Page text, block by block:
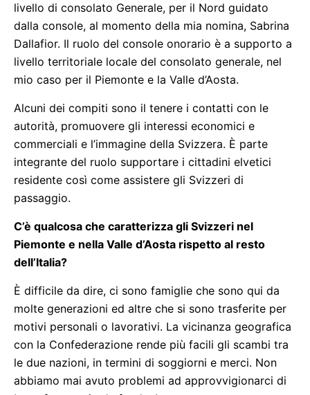
livello di consolato Generale, per il Nord guidato
dalla console, al momento della mia nomina, Sabrina
Dallafior. Il ruolo del console onorario è a supporto a
livello territoriale locale del consolato generale, nel
mio caso per il Piemonte e la Valle d’Aosta.
Alcuni dei compiti sono il tenere i contatti con le
autorità, promuovere gli interessi economici e
commerciali e l’immagine della Svizzera. È parte
integrante del ruolo supportare i cittadini elvetici
residente così come assistere gli Svizzeri di
passaggio.
C’è qualcosa che caratterizza gli Svizzeri nel
Piemonte e nella Valle d’Aosta rispetto al resto
dell’Italia?
È difficile da dire, ci sono famiglie che sono qui da
molte generazioni ed altre che si sono trasferite per
motivi personali o lavorativi. La vicinanza geografica
con la Confederazione rende più facili gli scambi tra
le due nazioni, in termini di soggiorni e merci. Non
abbiamo mai avuto problemi ad approvvigionarci di